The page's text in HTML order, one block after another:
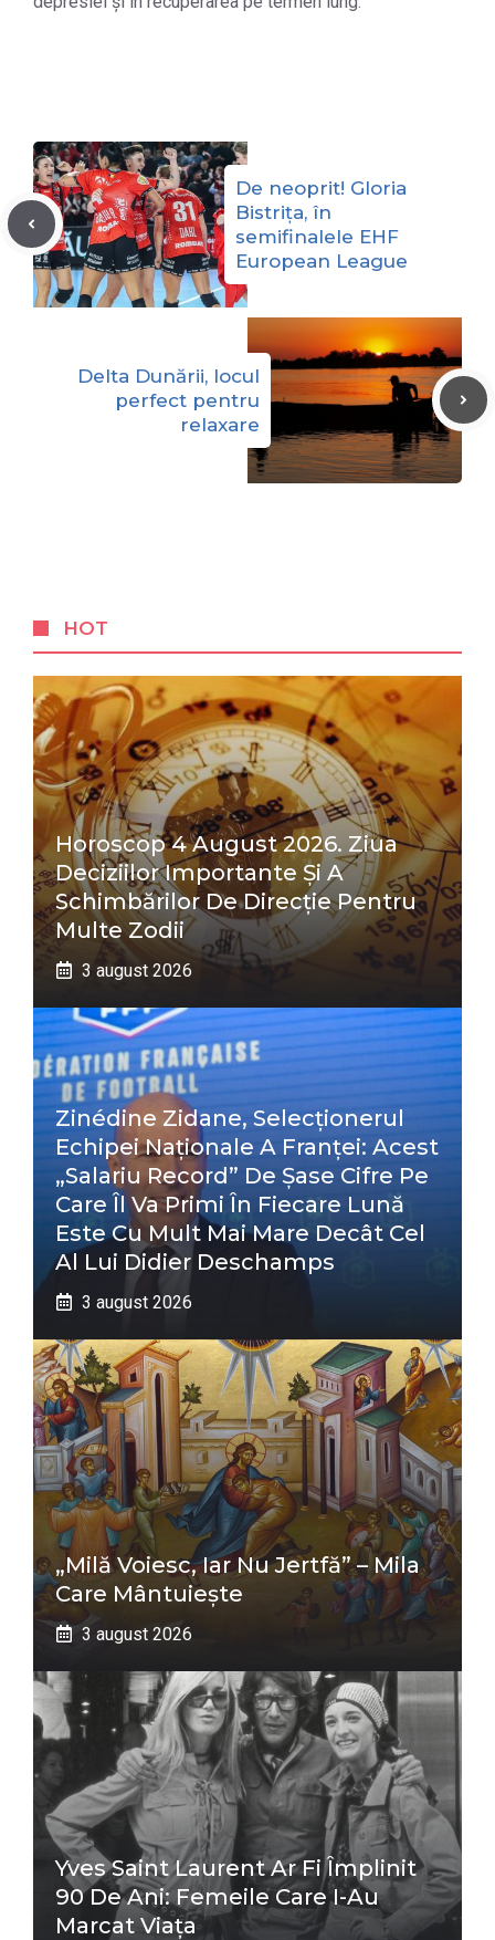
De neoprit! Gloria
Bistrița, în
semifinalele EHF
European League
Delta Dunării, locul
perfect pentru
relaxare
HOT
Horoscop 4 August 2026. Ziua
Deciziilor Importante Și A
Schimbărilor De Direcție Pentru
Multe Zodii
3 august 2026
Zinédine Zidane, Selecționerul
Echipei Naționale A Franței: Acest
„salariu Record” De Șase Cifre Pe
Care Îl Va Primi În Fiecare Lună
Este Cu Mult Mai Mare Decât Cel
Al Lui Didier Deschamps
3 august 2026
„Milă Voiesc, Iar Nu Jertfă” – Mila
Care Mântuiește
3 august 2026
Yves Saint Laurent Ar Fi Împlinit
90 De Ani: Femeile Care I-Au
Marcat Viața